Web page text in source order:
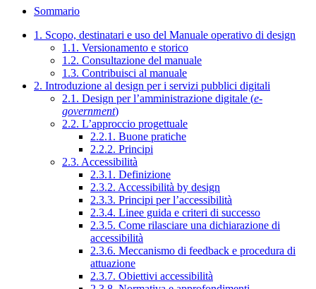
Sommario
1. Scopo, destinatari e uso del Manuale operativo di design
1.1. Versionamento e storico
1.2. Consultazione del manuale
1.3. Contribuisci al manuale
2. Introduzione al design per i servizi pubblici digitali
2.1. Design per l’amministrazione digitale (e-
government)
2.2. L’approccio progettuale
2.2.1. Buone pratiche
2.2.2. Principi
2.3. Accessibilità
2.3.1. Definizione
2.3.2. Accessibilità by design
2.3.3. Principi per l’accessibilità
2.3.4. Linee guida e criteri di successo
2.3.5. Come rilasciare una dichiarazione di
accessibilità
2.3.6. Meccanismo di feedback e procedura di
attuazione
2.3.7. Obiettivi accessibilità